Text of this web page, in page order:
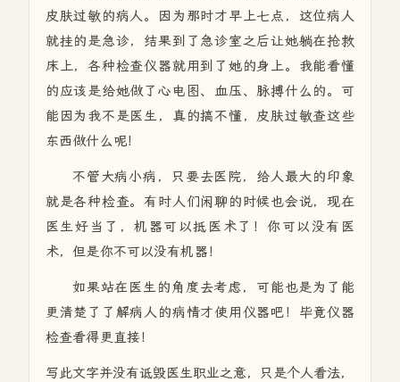
皮肤过敏的病人。因为那时才早上七点，这位病人
就挂的是急诊，结果到了急诊室之后让她躺在抢救
床上，各种检查仪器就用到了她的身上。我能看懂
的应该是给她做了心电图、血压、脉搏什么的。可
能因为我不是医生，真的搞不懂，皮肤过敏查这些
东西做什么呢！
不管大病小病，只要去医院，给人最大的印象
就是各种检查。有时人们闲聊的时候也会说，现在
医生好当了，机器可以抵医术了！你可以没有医
术，但是你不可以没有机器！
如果站在医生的角度去考虑，可能也是为了能
更清楚了了解病人的病情才使用仪器吧！毕竟仪器
检查看得更直接！
写此文字并没有诋毁医生职业之意，只是个人看法，